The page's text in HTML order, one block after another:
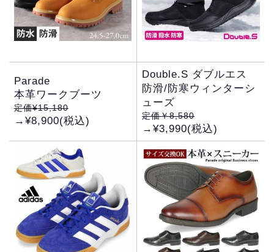
Parade
本革ワークブーツ
定価¥15,180
→¥8,900(税込)
Double.S ダブルエス
防滑/防寒ウィンターシ
ューズ
定価￥8,580
→¥3,990(税込)